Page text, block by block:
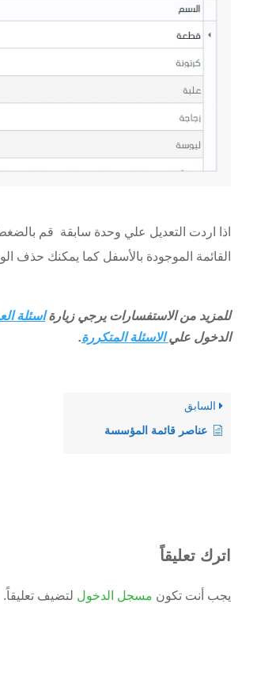
اذا اردت التعديل علي وحدة سابقة قم
القائمة الموجودة بالأسفل كما يمكنك حذف
للمزيد من الاستفسارات يرجي زيارةاسئلة
الدخول عليالاسئلة المتكررة.
السابق
عناصر قائمة المؤسسة
اترك تعليقاً
يجب أنت تكون مسجل الدخول لتضيف تعليقاً.